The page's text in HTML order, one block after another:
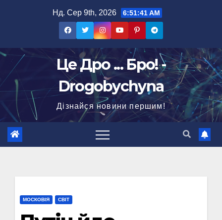
Нд. Сер 9th, 2026 6:51:42 AM
Це Дро ... Бро! -
Drogobychyna
Дізнайся новини першим!
МОСКОВІЯ СВІТ